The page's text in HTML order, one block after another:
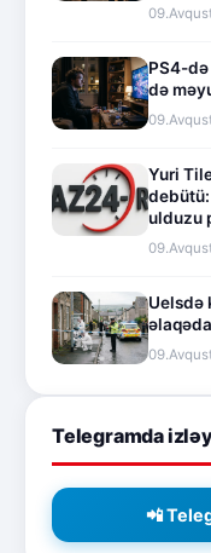
PS4-
də
Yuri
debütü:
ulduzu
Uelsdə
Telegramda
📲